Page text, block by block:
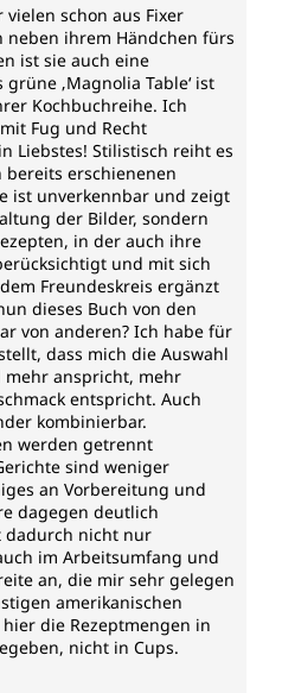
vielen schon aus Fixer
neben ihrem Händchen fürs
ist sie auch eine
‚Magnolia Table‘ ist
Kochbuchreihe. Ich
Fug und Recht
Liebstes! Stilistisch reiht es
erschienenen
ist unverkennbar und zeigt
der Bilder, sondern
in der auch ihre
und mit sich
Freundeskreis ergänzt
dieses Buch von den
von anderen? Ich habe für
dass mich die Auswahl
mehr anspricht, mehr
entspricht. Auch
kombinierbar.
werden getrennt
sind weniger
an Vorbereitung und
dagegen deutlich
dadurch nicht nur
im Arbeitsumfang und
an, die mir sehr gelegen
amerikanischen
die Rezeptmengen in
nicht in Cups.